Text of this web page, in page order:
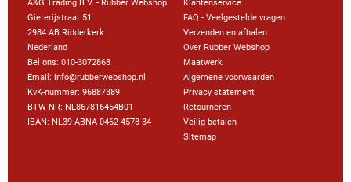
A&G Trading B.V. - Rubber Webshop
Gieterijstraat 51
2984 AB Ridderkerk
Nederland
Bel ons: 010-3072868
Email: info@rubberwebshop.nl
KvK-nummer: 96887389
BTW-NR: NL867816454B01
IBAN: NL39 ABNA 0462 4578 34
Klantenservice
FAQ - Veelgestelde vragen
Verzenden en afhalen
Over Rubber Webshop
Maatwerk
Algemene voorwaarden
Privacy statement
Retourneren
Veilig betalen
Sitemap